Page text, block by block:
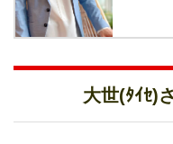
大世(ﾀｲｾ)